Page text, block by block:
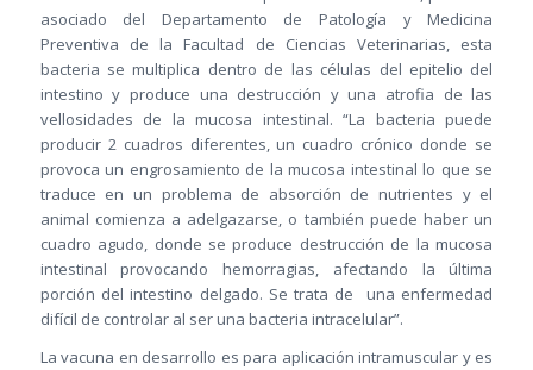
asociado del Departamento de Patología y Medicina
Preventiva de la Facultad de Ciencias Veterinarias, esta
bacteria se multiplica dentro de las células del epitelio del
intestino y produce una destrucción y una atrofia de las
vellosidades de la mucosa intestinal. “La bacteria puede
producir 2 cuadros diferentes, un cuadro crónico donde se
provoca un engrosamiento de la mucosa intestinal lo que se
traduce en un problema de absorción de nutrientes y el
animal comienza a adelgazarse, o también puede haber un
cuadro agudo, donde se produce destrucción de la mucosa
intestinal provocando hemorragias, afectando la última
porción del intestino delgado. Se trata de una enfermedad
difícil de controlar al ser una bacteria intracelular”.
La vacuna en desarrollo es para aplicación intramuscular y es